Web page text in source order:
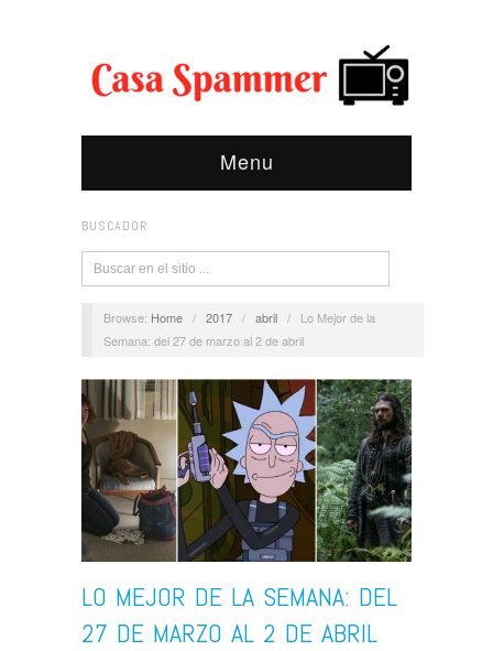
Menu
BUSCADOR
Browse: Home / 2017 / abril /
Lo Mejor de la
Semana: del 27 de marzo al 2 de abril
LO MEJOR DE LA SEMANA: DEL
27 DE MARZO AL 2 DE ABRIL